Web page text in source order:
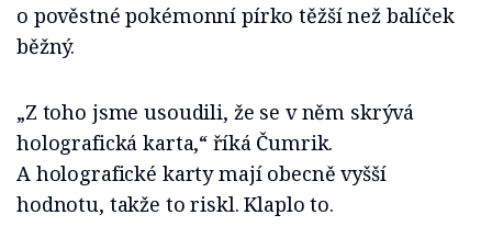
o pověstné pokémonní pírko těžší než balíček
běžný.
„Z toho jsme usoudili, že se v něm skrývá
holografická karta,“ říká Čumrik.
A holografické karty mají obecně vyšší
hodnotu, takže to riskl. Klaplo to.